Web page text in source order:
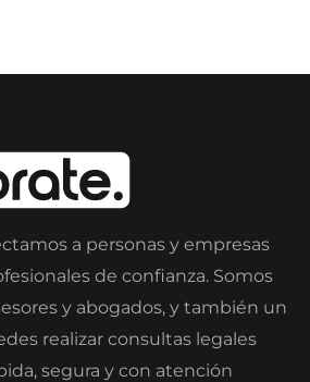
a personas y empresas
de confianza. Somos
y abogados, y también un
realizar consultas legales
segura y con atención